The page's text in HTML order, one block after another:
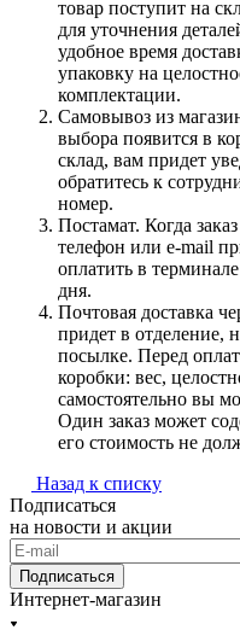
товар поступит на
для уточнения
удобное время
упаковку на
комплектации.
Самовывоз из
выбора появится в
склад, вам придет
обратитесь к
номер.
Постамат. Когда
телефон или e-mail
оплатить в
дня.
Почтовая доставка
придет в отделение,
посылке. Перед
коробки: вес,
самостоятельно вы
Один заказ может
его стоимость не
Назад к списку
Подписаться
на новости и акции
Подписаться
Интернет-магазин